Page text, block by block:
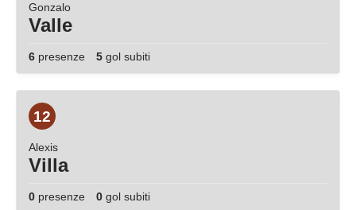
Gonzalo
Valle
6 presenze 5 gol subiti
12
Alexis
Villa
0 presenze 0 gol subiti